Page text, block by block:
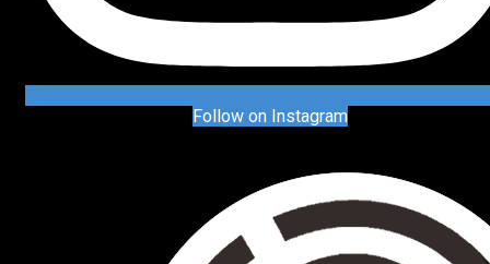
Follow on Instagram